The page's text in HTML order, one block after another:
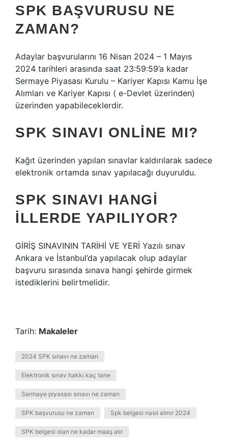
SPK BAŞVURUSU NE
ZAMAN?
Adaylar başvurularını 16 Nisan 2024 – 1 Mayıs
2024 tarihleri ​​arasında saat 23:59:59’a kadar
Sermaye Piyasası Kurulu – Kariyer Kapısı Kamu İşe
Alımları ve Kariyer Kapısı ( e-Devlet üzerinden)
üzerinden yapabileceklerdir.
SPK SINAVI ONLINE MI?
Kağıt üzerinden yapılan sınavlar kaldırılarak sadece
elektronik ortamda sınav yapılacağı duyuruldu.
SPK SINAVI HANGI
ILLERDE YAPILIYOR?
GİRİŞ SINAVININ TARİHİ VE YERİ Yazılı sınav
Ankara ve İstanbul’da yapılacak olup adaylar
başvuru sırasında sınava hangi şehirde girmek
istediklerini belirtmelidir.
Tarih: Makaleler
2024 SPK sınavı ne zaman
Elektronik sınav hakkı kaç tane
Sermaye piyasası sınavı ne zaman
SPK başvurusu ne zaman Spk belgesi nasıl alınır 2024
SPK belgesi olan ne kadar maaş alır